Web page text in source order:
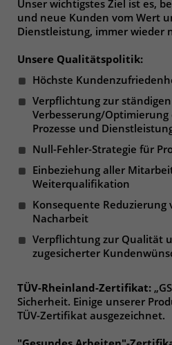
Unser wichtigstes Ziel ist es,
und neue Kunden vom Wert
Dienstleistung, immer wieder
Unsere Qualitätspolitik:
Höchste
Verpflichtung zur ständigen
Verbesserung/Optimierung
Prozesse und
Null-Fehler-Strategie für
Einbeziehung aller
Weiterqualifikation
Konsequente Reduzierung
Nacharbeit
Verpflichtung zur Qualität
zugesicherter
TÜV-Rheinland-Zertifikat:
Sicherheit. Einige unserer
TÜV-Zertifikat ausgezeichnet.
Zweck
verfolgen. Die
Informationen
eine randoly
identifizieren.
auf unserem
sind damit
unzugänglich.
Name _pk_ses
Anbieter Matomo
Laufzeit
Zweck
Das Cookie
Name _pk_cvar